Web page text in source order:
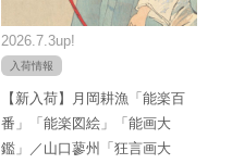
2026.7.3up!
入荷情報
【新入荷】月岡耕漁「能楽百
番」「能楽図絵」「能画大
鑑」／山口蓼州「狂言画大